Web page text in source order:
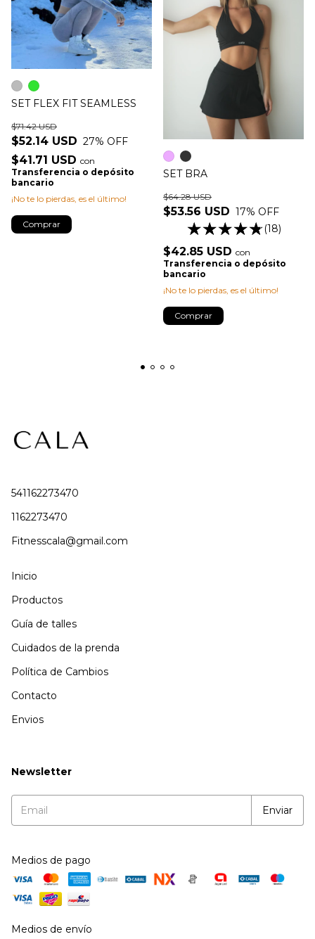
SET FLEX FIT SEAMLESS
$52.14 USD
$71.42 USD
27% OFF
$41.71 USD con
Transferencia o depósito
bancario
¡No te lo pierdas, es el último!
Comprar
SET BRA
$53.56 USD
$64.28 USD
17% OFF
(18)
$42.85 USD con
Transferencia o depósito
bancario
¡No te lo pierdas, es el último!
Comprar
541162273470
1162273470
Fitnesscala@gmail.com
Inicio
Productos
Guía de talles
Cuidados de la prenda
Política de Cambios
Contacto
Envios
Newsletter
Medios de pago
Medios de envío